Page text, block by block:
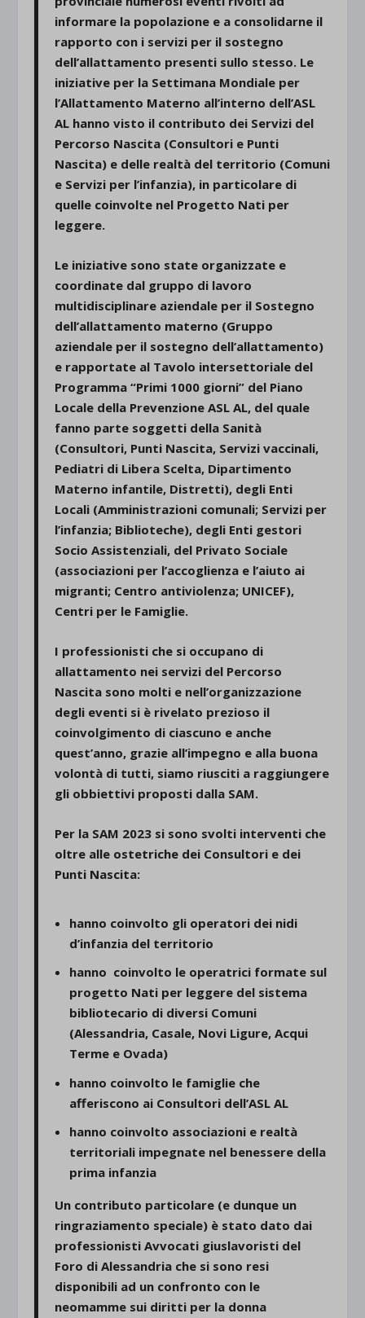
informare la popolazione e a consolidarne il
rapporto con i servizi per il sostegno
dell’allattamento presenti sullo stesso. Le
iniziative per la Settimana Mondiale per
l’Allattamento Materno all’interno dell’ASL
AL hanno visto il contributo dei Servizi del
Percorso Nascita (Consultori e Punti
Nascita) e delle realtà del territorio (Comuni
e Servizi per l’infanzia), in particolare di
quelle coinvolte nel Progetto Nati per
leggere.
Le iniziative sono state organizzate e
coordinate dal gruppo di lavoro
multidisciplinare aziendale per il Sostegno
dell’allattamento materno (Gruppo
aziendale per il sostegno dell’allattamento)
e rapportate al Tavolo intersettoriale del
Programma “Primi 1000 giorni” del Piano
Locale della Prevenzione ASL AL, del quale
fanno parte soggetti della Sanità
(Consultori, Punti Nascita, Servizi vaccinali,
Pediatri di Libera Scelta, Dipartimento
Materno infantile, Distretti), degli Enti
Locali (Amministrazioni comunali; Servizi per
l’infanzia; Biblioteche), degli Enti gestori
Socio Assistenziali, del Privato Sociale
(associazioni per l’accoglienza e l’aiuto ai
migranti; Centro antiviolenza; UNICEF),
Centri per le Famiglie.
I professionisti che si occupano di
allattamento nei servizi del Percorso
Nascita sono molti e nell’organizzazione
degli eventi si è rivelato prezioso il
coinvolgimento di ciascuno e anche
quest’anno, grazie all’impegno e alla buona
volontà di tutti, siamo riusciti a raggiungere
gli obbiettivi proposti dalla SAM.
Per la SAM 2023 si sono svolti interventi che
oltre alle ostetriche dei Consultori e dei
Punti Nascita:
hanno coinvolto gli operatori dei nidi
d’infanzia del territorio
hanno coinvolto le operatrici formate sul
progetto Nati per leggere del sistema
bibliotecario di diversi Comuni
(Alessandria, Casale, Novi Ligure, Acqui
Terme e Ovada)
hanno coinvolto le famiglie che
afferiscono ai Consultori dell’ASL AL
hanno coinvolto associazioni e realtà
territoriali impegnate nel benessere della
prima infanzia
Un contributo particolare (e dunque un
ringraziamento speciale) è stato dato dai
professionisti Avvocati giuslavoristi del
Foro di Alessandria che si sono resi
disponibili ad un confronto con le
neomamme sui diritti per la donna